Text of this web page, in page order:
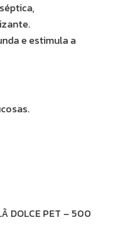
e estimula a
DOLCE PET – 500